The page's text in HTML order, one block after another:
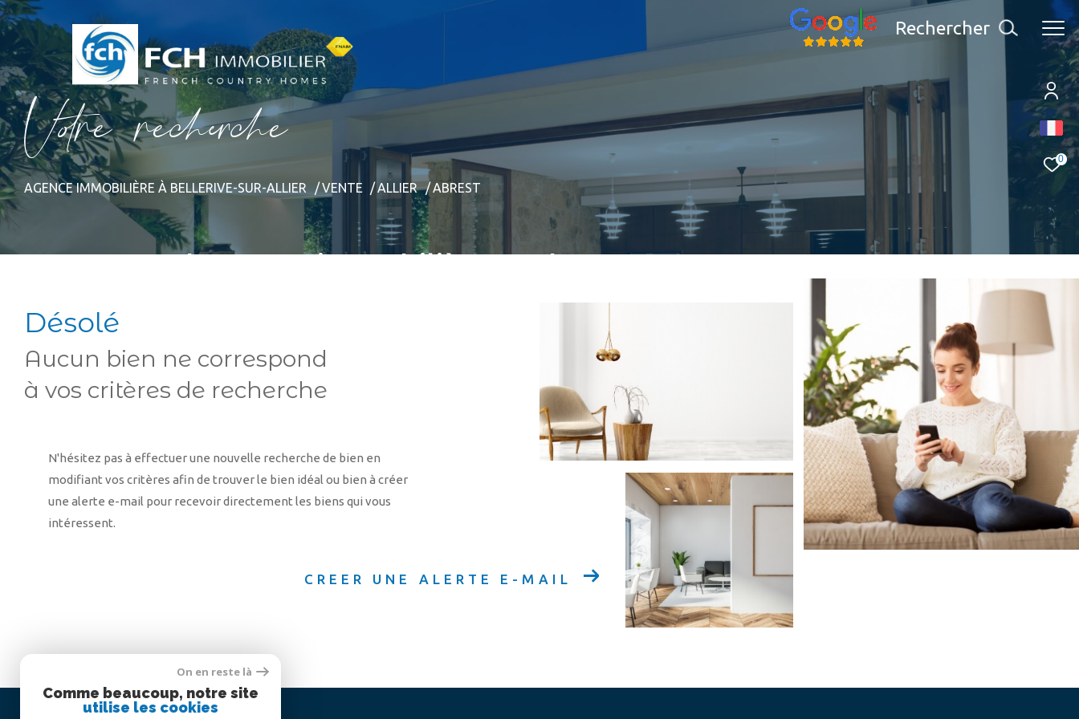
0
Rechercher
Vore recece
AGENCE IMMOBILIÈRE À BELLERIVE-SUR-ALLIER VENTE ALLIER ABREST
Annonces de ventes immobilières - Abrest
Désolé
Aucun bien ne correspond
à vos critères de recherche
N'hésitez pas à effectuer une nouvelle recherche de bien en
modifiant vos critères afin de trouver le bien idéal ou bien à créer
une alerte e-mail pour recevoir directement les biens qui vous
intéressent.
CREER UNE ALERTE E-MAIL
On en reste là
Comme beaucoup, notre site
utilise les cookies